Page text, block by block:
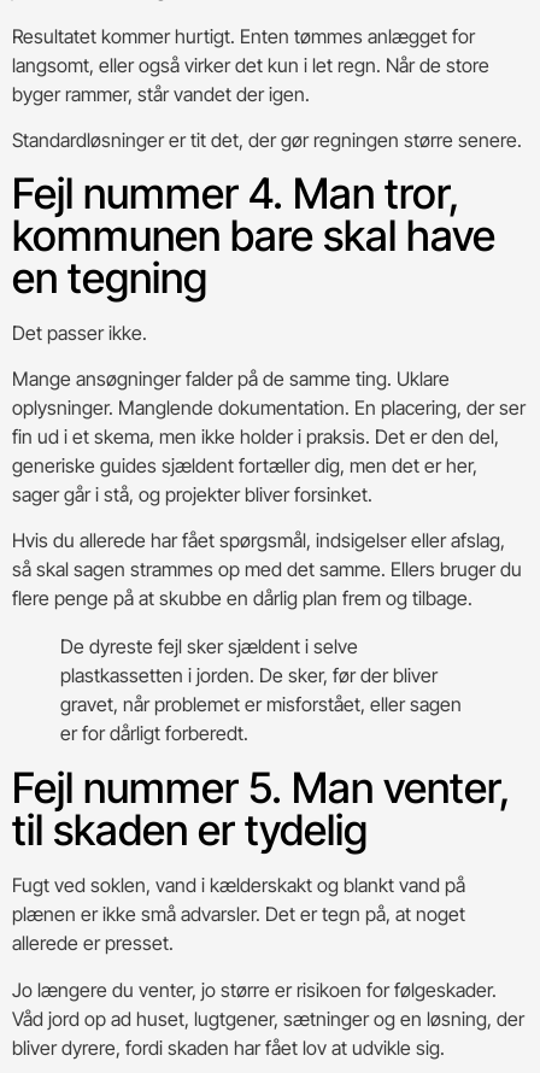
Resultatet kommer hurtigt. Enten tømmes anlægget for
langsomt, eller også virker det kun i let regn. Når de store
byger rammer, står vandet der igen.
Standardløsninger er tit det, der gør regningen større senere.
Fejl nummer 4. Man tror,
kommunen bare skal have
en tegning
Det passer ikke.
Mange ansøgninger falder på de samme ting. Uklare
oplysninger. Manglende dokumentation. En placering, der ser
fin ud i et skema, men ikke holder i praksis. Det er den del,
generiske guides sjældent fortæller dig, men det er her,
sager går i stå, og projekter bliver forsinket.
Hvis du allerede har fået spørgsmål, indsigelser eller afslag,
så skal sagen strammes op med det samme. Ellers bruger du
flere penge på at skubbe en dårlig plan frem og tilbage.
De dyreste fejl sker sjældent i selve
plastkassetten i jorden. De sker, før der bliver
gravet, når problemet er misforstået, eller sagen
er for dårligt forberedt.
Fejl nummer 5. Man venter,
til skaden er tydelig
Fugt ved soklen, vand i kælderskakt og blankt vand på
plænen er ikke små advarsler. Det er tegn på, at noget
allerede er presset.
Jo længere du venter, jo større er risikoen for følgeskader.
Våd jord op ad huset, lugtgener, sætninger og en løsning, der
bliver dyrere, fordi skaden har fået lov at udvikle sig.